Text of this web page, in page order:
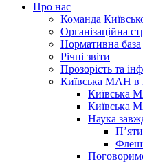
Про нас
Команда
Організаційна
Нормативна база
Річні звіти
Прозорість та
Київська МАН в
Київська
Київська
Наука